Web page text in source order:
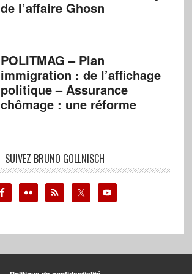
de l’affaire Ghosn
POLITMAG – Plan
immigration : de l’affichage
politique – Assurance
chômage : une réforme
SUIVEZ BRUNO GOLLNISCH